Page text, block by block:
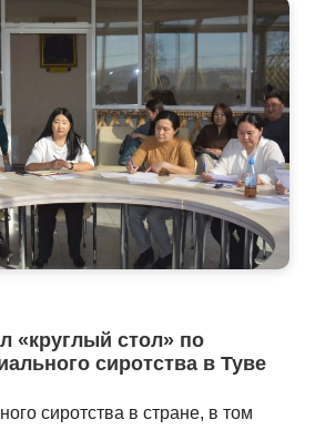
«круглый стол» по
сиротства в Туве
сиротства в стране, в том